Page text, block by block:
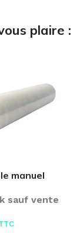
plaire :
manuel
sauf vente